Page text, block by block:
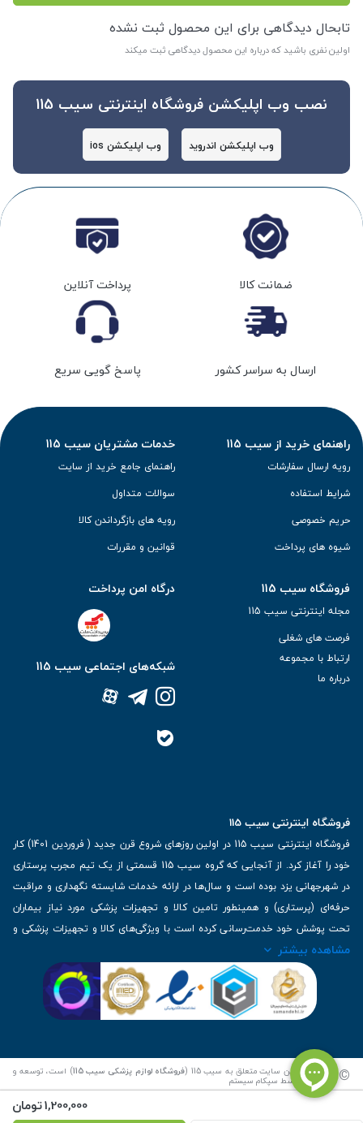
تابحال دیدگاهی برای این محصول ثبت نشده
اولین نفری باشید که درباره این محصول دیدگاهی ثبت میکند
1,200,000تومان
نصب وب اپلیکشن فروشگاه اینترنتی سیب 115
وب اپلیکشن اندروید وب اپلیکشن ios
ضمانت کالا پرداخت آنلاین
ارسال به سراسر کشور پاسخ گویی سریع
راهنمای خرید از سیب 115
رویه ارسال سفارشات
شرایط استفاده
حریم خصوصی
شیوه های پرداخت
خدمات مشتریان سیب 115
راهنمای جامع خرید از سایت
سوالات متداول
رویه های بازگرداندن کالا
قوانین و مقررات
فروشگاه سیب 115
مجله اینترنتی سیب 115
فرصت های شغلی
ارتباط با مجموعه
درباره ما
درگاه امن پرداخت
شبکه‌های اجتماعی سیب 115
فروشگاه اینترنتی سیب 115
فروشگاه اینترنتی سیب 115 در اولین روزهای شروع قرن جدید ( فروردین 1401) کار
خود را آغاز کرد. از آنجایی که گروه سیب 115 قسمتی از یک تیم مجرب پرستاری
در شهرجهانی یزد بوده است و سال‌ها در ارائه خدمات شایسته نگهداری و مراقبت
حرفه‌ای (پرستاری) و همینطور تامین کالا و تجهیزات پزشکی مورد نیاز بیماران
تحت پوشش خود خدمت‌رسانی کرده است با ویژگی‌های کالا و تجهیزات پزشکی و
برترین برندهای موجود در بازار اطلاعات بسیار ارزشمندی را دارا می‌باشد
| تلفن تماس : 36333383-035 | ایمیل: Info@Sib115.com
مشاهده بیشتر
© کلیه حقوق این سایت متعلق به سیب 115 ( فروشگاه لوازم پزشکی سیب 115 ) است، توسعه و
کدنویسی توسط سپکام سیستم